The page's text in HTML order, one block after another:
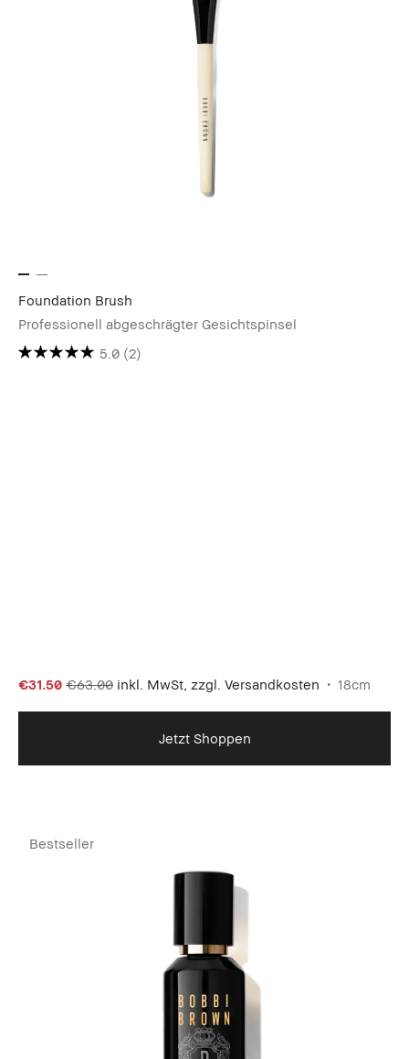
Foundation Brush
Professionell abgeschrägter Gesichtspinsel
5.0 (2)
€31.50 €63.00 inkl. MwSt, zzgl. Versandkosten 18cm
Jetzt Shoppen
Bestseller